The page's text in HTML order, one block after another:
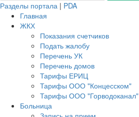
Разделы портала | PDA
Главная
ЖКХ
Показания счетчиков
Подать жалобу
Перечень УК
Перечень домов
Тарифы ЕРИЦ
Тарифы ООО "Концесском"
Тарифы ООО "Горводоканал"
Больница